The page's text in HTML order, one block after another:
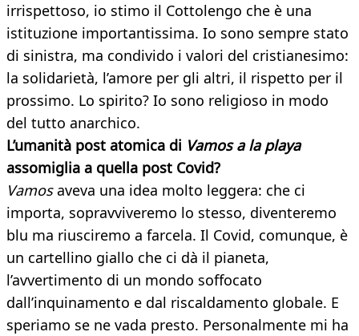
irrispettoso, io stimo il Cottolengo che è una
istituzione importantissima. Io sono sempre stato
di sinistra, ma condivido i valori del cristianesimo:
la solidarietà, l’amore per gli altri, il rispetto per il
prossimo. Lo spirito? Io sono religioso in modo
del tutto anarchico.
L’umanità post atomica di Vamos a la playa
assomiglia a quella post Covid?
Vamosaveva una idea molto leggera: che ci
importa, sopravviveremo lo stesso, diventeremo
blu ma riusciremo a farcela. Il Covid, comunque, è
un cartellino giallo che ci dà il pianeta,
l’avvertimento di un mondo soffocato
dall’inquinamento e dal riscaldamento globale. E
speriamo se ne vada presto. Personalmente mi ha